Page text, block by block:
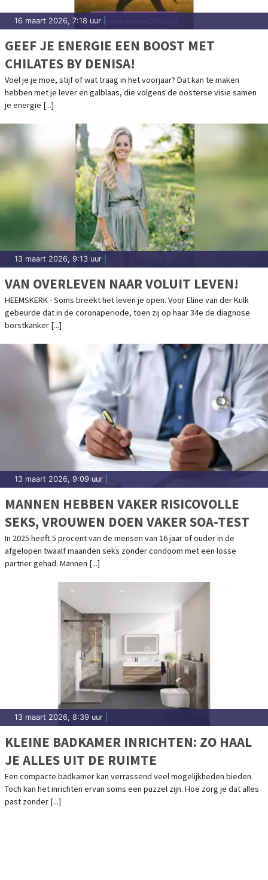
16 maart 2026, 7:18 uur
GEEF JE ENERGIE EEN BOOST MET
CHILATES BY DENISA!
Voel je je moe, stijf of wat traag in het voorjaar? Dat kan te maken
hebben met je lever en galblaas, die volgens de oosterse visie samen
je energie [...]
13 maart 2026, 9:13 uur
VAN OVERLEVEN NAAR VOLUIT LEVEN!
HEEMSKERK - Soms breekt het leven je open. Voor Eline van der Kulk
gebeurde dat in de coronaperiode, toen zij op haar 34e de diagnose
borstkanker [...]
13 maart 2026, 9:09 uur
MANNEN HEBBEN VAKER RISICOVOLLE
SEKS, VROUWEN DOEN VAKER SOA-TEST
In 2025 heeft 5 procent van de mensen van 16 jaar of ouder in de
afgelopen twaalf maanden seks zonder condoom met een losse
partner gehad. Mannen [...]
13 maart 2026, 8:39 uur
KLEINE BADKAMER INRICHTEN: ZO HAAL
JE ALLES UIT DE RUIMTE
Een compacte badkamer kan verrassend veel mogelijkheden bieden.
Toch kan het inrichten ervan soms een puzzel zijn. Hoe zorg je dat alles
past zonder [...]